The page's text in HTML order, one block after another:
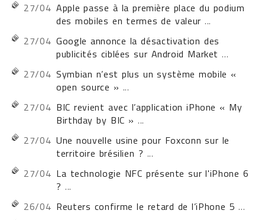
27/04 Apple passe à la première place du podium
des mobiles en termes de valeur ...
27/04 Google annonce la désactivation des
publicités ciblées sur Android Market ...
27/04 Symbian n’est plus un système mobile «
open source » ...
27/04 BIC revient avec l’application iPhone « My
Birthday by BIC » ...
27/04 Une nouvelle usine pour Foxconn sur le
territoire brésilien ? ...
27/04 La technologie NFC présente sur l'iPhone 6
? ...
26/04 Reuters confirme le retard de l’iPhone 5 ...